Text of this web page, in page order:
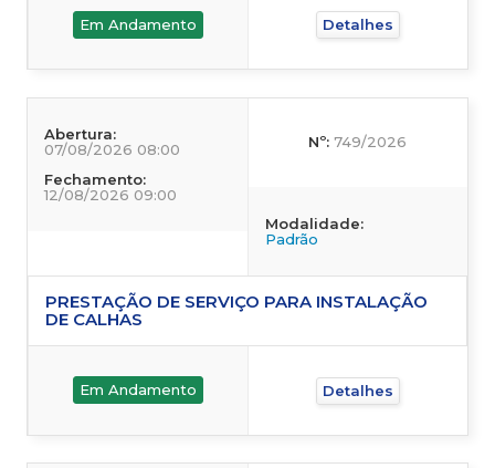
Em Andamento Detalhes
Abertura:
07/08/2026 08:00
Fechamento:
12/08/2026 09:00
Nº:749/2026
Modalidade:
Padrão
PRESTAÇÃO DE SERVIÇO PARA INSTALAÇÃO
DE CALHAS
Em Andamento Detalhes